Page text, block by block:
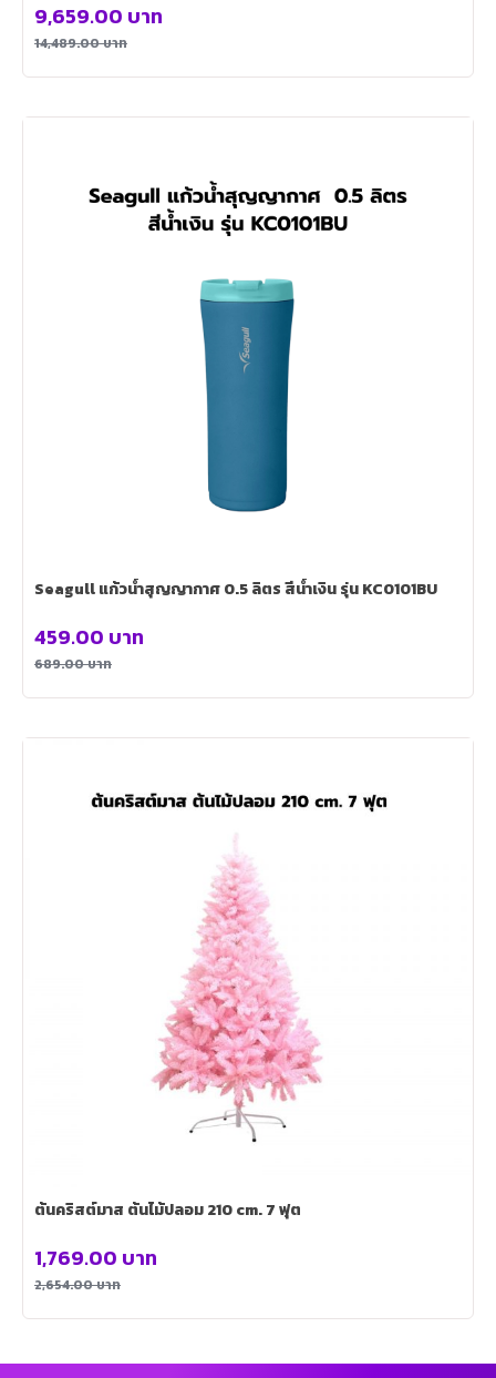
14,489.00บาท
9,659.00 บาท
Seagull แก้วน้ำสุญญากาศ 0.5 ลิตร สีน้ำเงิน รุ่น KC0101BU
689.00บาท
459.00 บาท
ต้นคริสต์มาส ต้นไม้ปลอม 210 cm. 7 ฟุต
2,654.00บาท
1,769.00 บาท